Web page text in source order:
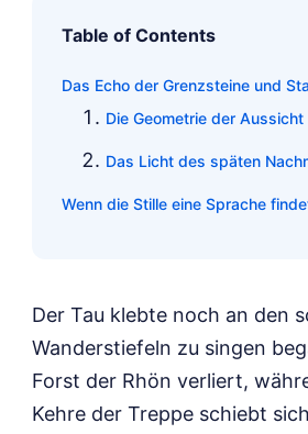
Table of Contents
Das Echo der Grenzsteine und
Die Geometrie der Aussicht
Das Licht des späten
Wenn die Stille eine Sprache
Der Tau klebte noch an den
Wanderstiefeln zu singen
Forst der Rhön verliert,
Kehre der Treppe schiebt